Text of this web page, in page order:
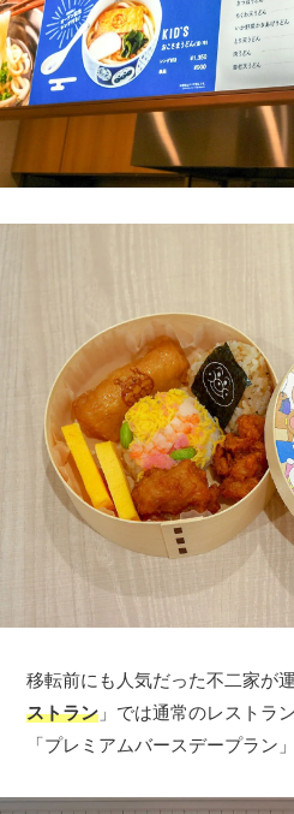
移転前にも人気だった不二家が
ストラン 」では通常のレストラ
「プレミアムバースデープラン